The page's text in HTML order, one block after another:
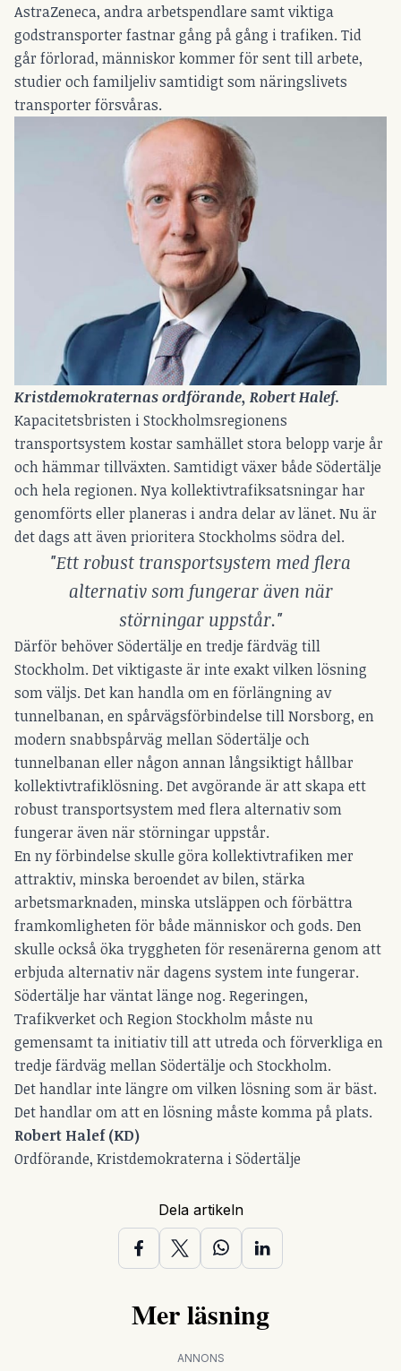
AstraZeneca, andra arbetspendlare samt viktiga
godstransporter fastnar gång på gång i trafiken. Tid
går förlorad, människor kommer för sent till arbete,
studier och familjeliv samtidigt som näringslivets
transporter försvåras.
Kristdemokraternas ordförande, Robert Halef.
Kapacitetsbristen i Stockholmsregionens
transportsystem kostar samhället stora belopp varje år
och hämmar tillväxten. Samtidigt växer både Södertälje
och hela regionen. Nya kollektivtrafiksatsningar har
genomförts eller planeras i andra delar av länet. Nu är
det dags att även prioritera Stockholms södra del.
"Ett robust transportsystem med flera
alternativ som fungerar även när
störningar uppstår."
Därför behöver Södertälje en tredje färdväg till
Stockholm. Det viktigaste är inte exakt vilken lösning
som väljs. Det kan handla om en förlängning av
tunnelbanan, en spårvägsförbindelse till Norsborg, en
modern snabbspårväg mellan Södertälje och
tunnelbanan eller någon annan långsiktigt hållbar
kollektivtrafiklösning. Det avgörande är att skapa ett
robust transportsystem med flera alternativ som
fungerar även när störningar uppstår.
En ny förbindelse skulle göra kollektivtrafiken mer
attraktiv, minska beroendet av bilen, stärka
arbetsmarknaden, minska utsläppen och förbättra
framkomligheten för både människor och gods. Den
skulle också öka tryggheten för resenärerna genom att
erbjuda alternativ när dagens system inte fungerar.
Södertälje har väntat länge nog. Regeringen,
Trafikverket och Region Stockholm måste nu
gemensamt ta initiativ till att utreda och förverkliga en
tredje färdväg mellan Södertälje och Stockholm.
Det handlar inte längre om vilken lösning som är bäst.
Det handlar om att en lösning måste komma på plats.
Robert Halef (KD)
Ordförande, Kristdemokraterna i Södertälje
Dela artikeln
Mer läsning
ANNONS